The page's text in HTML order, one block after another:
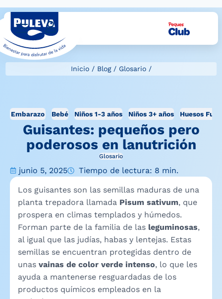
Inicio/ Blog/ Glosario/
Embarazo Bebé Niños 1-3 años Niños 3+ años Huesos
Guisantes: pequeños pero
poderosos en lanutrición
Glosario
junio 5, 2025 Tiempo de lectura: 8 min.
Los guisantes son las semillas maduras de una
planta trepadora llamada Pisum sativum, que
prospera en climas templados y húmedos.
Forman parte de la familia de las leguminosas,
al igual que las judías, habas y lentejas. Estas
semillas se encuentran protegidas dentro de
unas vainas de color verde intenso, lo que les
ayuda a mantenerse resguardadas de los
productos químicos empleados en la